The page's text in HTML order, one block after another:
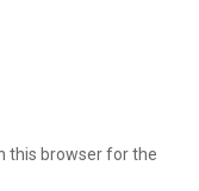
this browser for the